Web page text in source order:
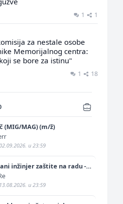
1 1
za nestale osobe
Memorijalnog centra:
se bore za istinu"
1 18
(MIG/MAG) (m/ž)
u 23:59
inžinjer zaštite na radu -
sigurnosti i pomoći
u 23:59